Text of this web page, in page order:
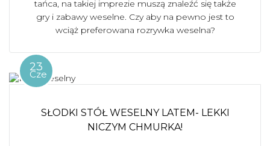
tańca, na takiej imprezie muszą znaleźć się także
gry i zabawy weselne. Czy aby na pewno jest to
wciąż preferowana rozrywka weselna?
23
Cze
SŁODKI STÓŁ WESELNY LATEM- LEKKI
NICZYM CHMURKA!